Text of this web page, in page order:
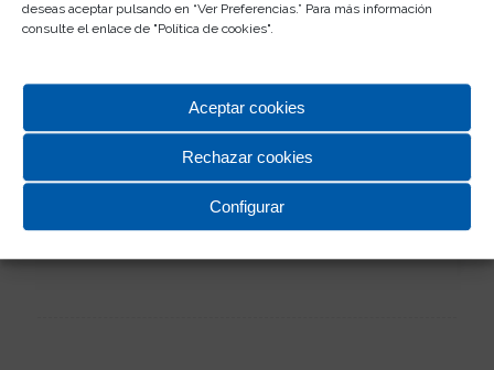
deseas aceptar pulsando en “Ver Preferencias.” Para más información
consulte el enlace de "Política de cookies".
Aceptar cookies
Rechazar cookies
Configurar
COMENTARIOS
¿Quieres unirte a la conversación?
Siéntete libre de contribuir!
Lo siento, debes estarconectadopara